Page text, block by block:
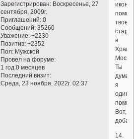
Зарегистрирован: Воскресенье, 27
сентября, 2009г.
Приглашений: 0
Сообщений: 35260
Уважение: +2230
Позитив: +2352
Пол: Мужской
Провел на форуме:
1 год 0 месяцев
Последний визит:
Среда, 23 ноября, 2022г. 02:37
иконы,
помню
твое
в
Ты
я
один
Вот,
14.